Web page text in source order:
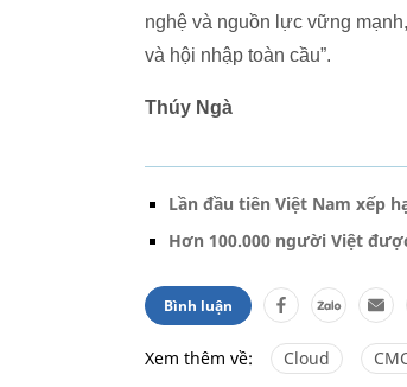
nghệ và nguồn lực vững
và hội nhập toàn cầu”.
Thúy Ngà
Lần đầu tiên Việt Nam xếp
Hơn 100.000 người Việt
Bình luận
Xem thêm về: Cloud